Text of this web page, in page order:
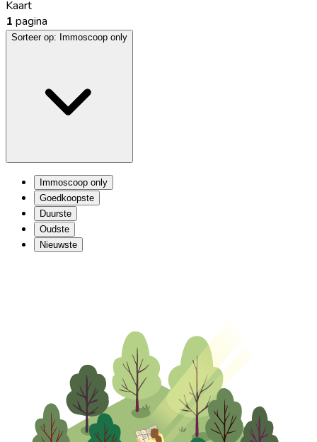
Kaart
1 pagina
Sorteer op: Immoscoop only
Immoscoop only
Goedkoopste
Duurste
Oudste
Nieuwste